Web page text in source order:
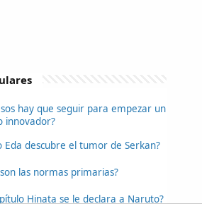
hay que seguir para empezar un
innovador?
Eda descubre el tumor de Serkan?
las normas primarias?
Hinata se le declara a Naruto?